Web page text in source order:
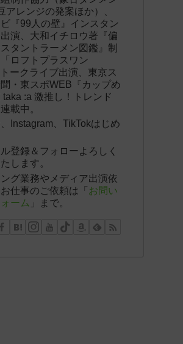
アレンジの発案ほか）、
『99人の壁』インスタン
出演、大和イチロウ著『偏
タントラーメン図鑑』制
ロフトプラスワン
ークライブ出演、東京ス
・東スポWEB『カップめ
taka :a 激推し！トレンド
載中。
Instagram、TikTokはじめ
登録＆フォローよろしく
します。
グ業務やメディア出演依
仕事のご依頼は「 お問い
ーム 」まで。